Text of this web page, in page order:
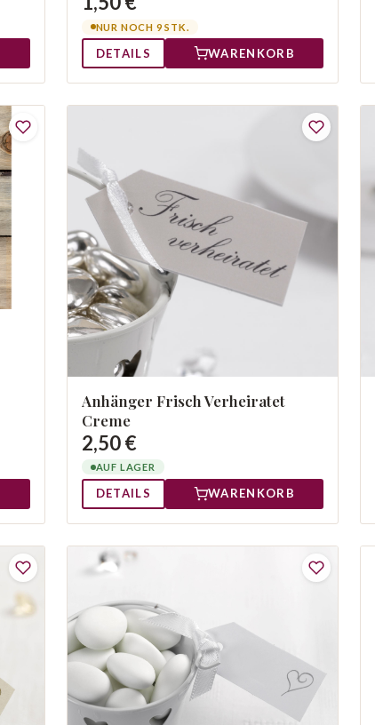
NUR NOCH 9 STK.
DETAILS WARENKORB
Anhänger Frisch Verheiratet
Creme
2,50 €
AUF LAGER
DETAILS WARENKORB